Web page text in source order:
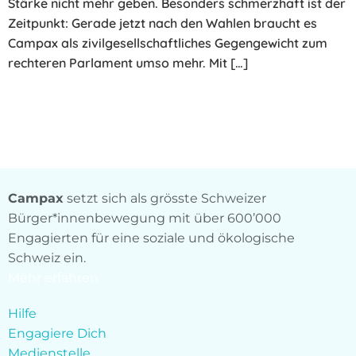
Stärke nicht mehr geben. Besonders schmerzhaft ist der
Zeitpunkt: Gerade jetzt nach den Wahlen braucht es
Campax als zivilgesellschaftliches Gegengewicht zum
rechteren Parlament umso mehr. Mit […]
Campax setzt sich als grösste Schweizer
Bürger*innenbewegung mit über 600’000
Engagierten für eine soziale und ökologische
Schweiz ein.
Hilfe
Engagiere Dich